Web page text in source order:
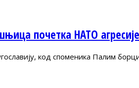
почетка НАТО агресије
код споменика Палим